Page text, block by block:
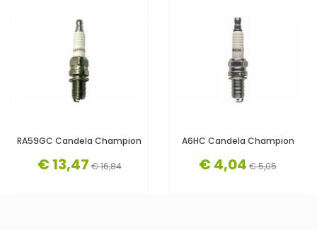
RA59GC Candela Champion
€ 13,47 € 16,84
A6HC Candela Champion
€ 4,04 € 5,05